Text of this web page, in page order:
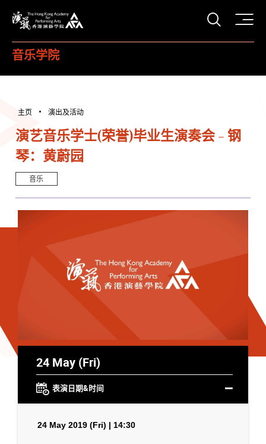
打开
音乐学院
主页 演出及活动
演艺音乐学士(荣誉)毕业生演奏会 - 钢
琴：黄蔚园
音乐
24 May (Fri)
表演日期&时间
24 May 2019 (Fri) | 14:30